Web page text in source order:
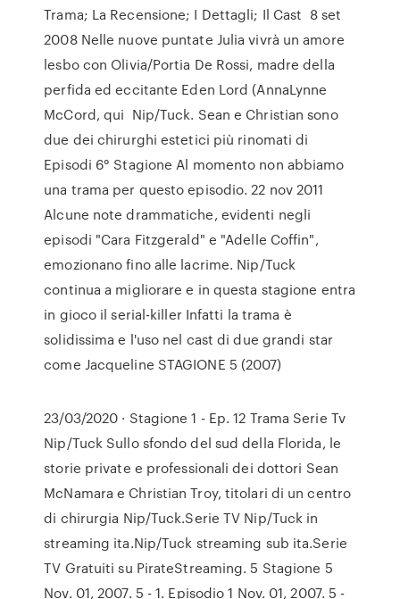
Trama; La Recensione; I Dettagli; Il Cast 8 set
2008 Nelle nuove puntate Julia vivrà un amore
lesbo con Olivia/Portia De Rossi, madre della
perfida ed eccitante Eden Lord (AnnaLynne
McCord, qui Nip/Tuck. Sean e Christian sono
due dei chirurghi estetici più rinomati di
Episodi 6° Stagione Al momento non abbiamo
una trama per questo episodio. 22 nov 2011
Alcune note drammatiche, evidenti negli
episodi "Cara Fitzgerald" e "Adelle Coffin",
emozionano fino alle lacrime. Nip/Tuck
continua a migliorare e in questa stagione entra
in gioco il serial-killer Infatti la trama è
solidissima e l'uso nel cast di due grandi star
come Jacqueline STAGIONE 5 (2007)
23/03/2020 · Stagione 1 - Ep. 12 Trama Serie Tv
Nip/Tuck Sullo sfondo del sud della Florida, le
storie private e professionali dei dottori Sean
McNamara e Christian Troy, titolari di un centro
di chirurgia Nip/Tuck.Serie TV Nip/Tuck in
streaming ita.Nip/Tuck streaming sub ita.Serie
TV Gratuiti su PirateStreaming. 5 Stagione 5
Nov. 01, 2007. 5 - 1. Episodio 1 Nov. 01, 2007. 5 -